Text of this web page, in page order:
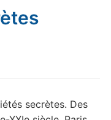
secrètes. Des